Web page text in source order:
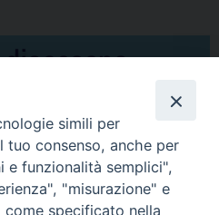
simili per
consenso, anche per
e funzionalità semplici",
"misurazione" e
specificato nella